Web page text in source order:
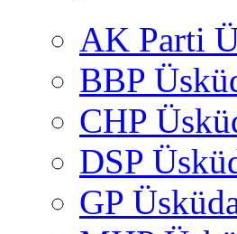
AK Parti
BBP
CHP
DSP
GP